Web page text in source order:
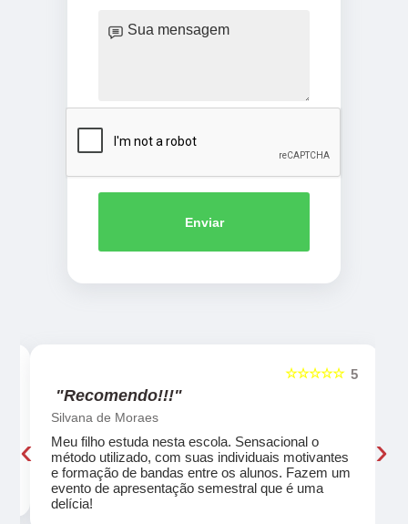
Enviar
5
☆☆☆☆☆
"Recomendo!!!"
Silvana de Moraes
Meu filho estuda nesta escola. Sensacional o
método utilizado, com suas individuais motivantes
e formação de bandas entre os alunos. Fazem um
evento de apresentação semestral que é uma
delícia!
‹ ›